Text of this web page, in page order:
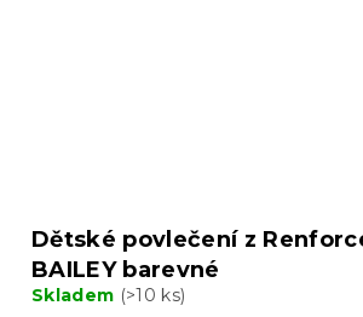
Dětské povlečení z
BAILEY barevné
Skladem (>10 ks)